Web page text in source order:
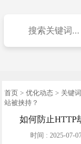
首页 > 优化动态> 关键
站被挟持？
如何防止HTTP
时间 : 2025-07-